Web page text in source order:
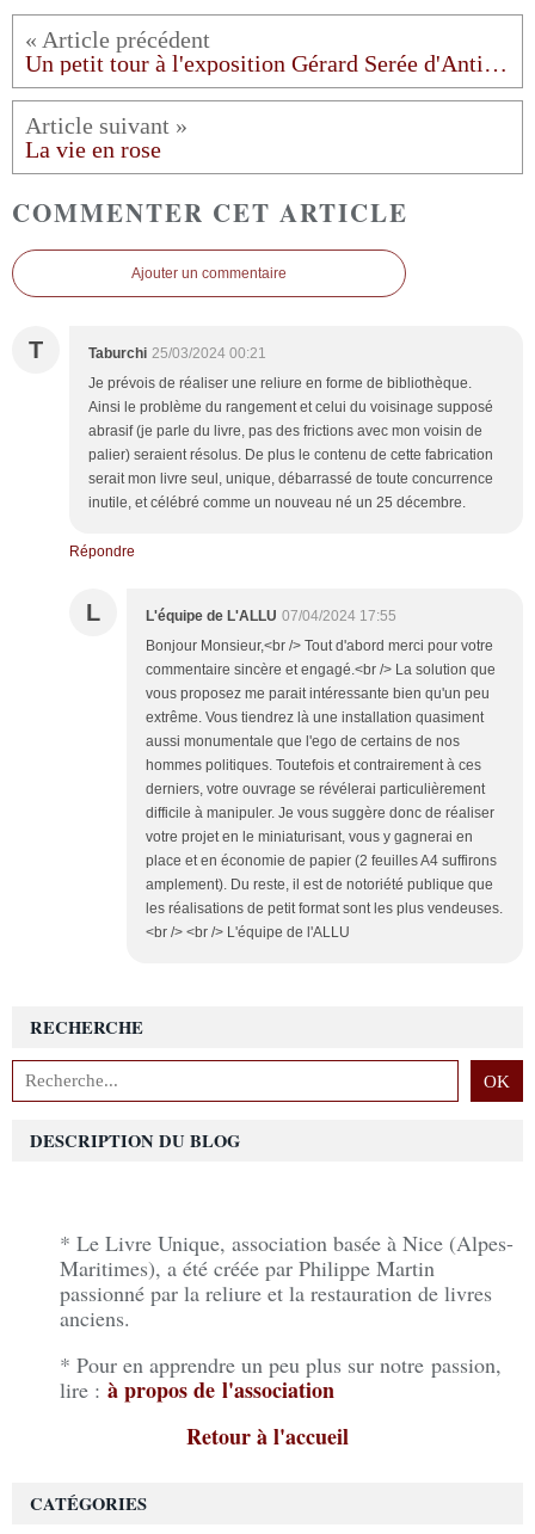
Un petit tour à l'exposition Gérard Serée d'Antibes
La vie en rose
COMMENTER CET ARTICLE
Ajouter un commentaire
T Taburchi 25/03/2024 00:21
Je prévois de réaliser une reliure en forme de bibliothèque.
Ainsi le problème du rangement et celui du voisinage supposé
abrasif (je parle du livre, pas des frictions avec mon voisin de
palier) seraient résolus. De plus le contenu de cette fabrication
serait mon livre seul, unique, débarrassé de toute concurrence
inutile, et célébré comme un nouveau né un 25 décembre.
Répondre
L L'équipe de L'ALLU 07/04/2024 17:55
Bonjour Monsieur,<br /> Tout d'abord merci pour votre
commentaire sincère et engagé.<br /> La solution que
vous proposez me parait intéressante bien qu'un peu
extrême. Vous tiendrez là une installation quasiment
aussi monumentale que l'ego de certains de nos
hommes politiques. Toutefois et contrairement à ces
derniers, votre ouvrage se révélerai particulièrement
difficile à manipuler. Je vous suggère donc de réaliser
votre projet en le miniaturisant, vous y gagnerai en
place et en économie de papier (2 feuilles A4 suffirons
amplement). Du reste, il est de notoriété publique que
les réalisations de petit format sont les plus vendeuses.
<br /> <br /> L'équipe de l'ALLU
RECHERCHE
CATÉGORIES
DESCRIPTION DU BLOG
* Le Livre Unique, association basée à Nice (Alpes-
Maritimes), a été créée par Philippe Martin
passionné par la reliure et la restauration de livres
anciens.
* Pour en apprendre un peu plus sur notre passion,
lire : à propos de l'association
Retour à l'accueil